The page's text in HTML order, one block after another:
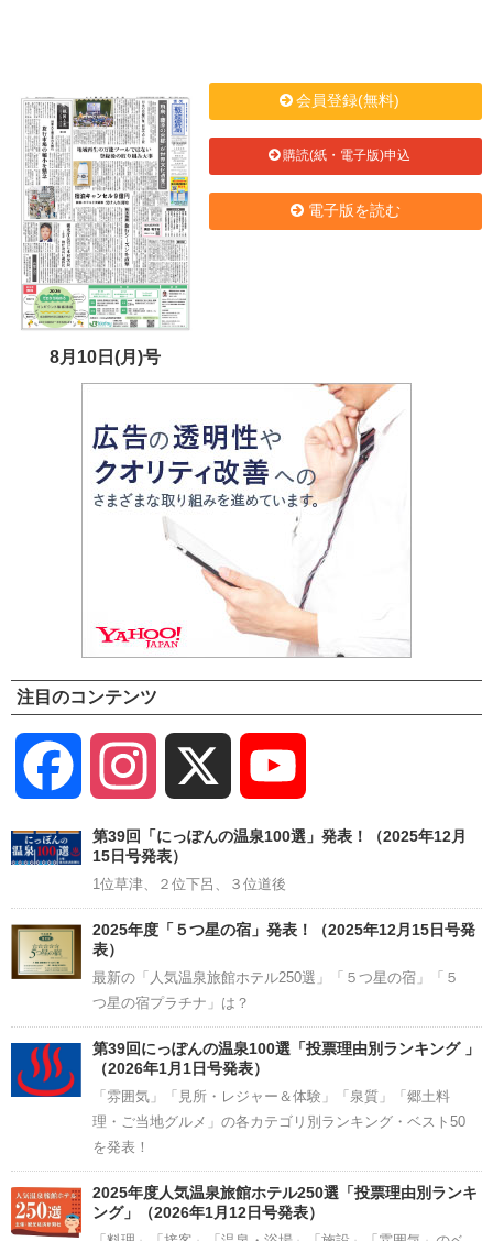
8月10日(月)号
会員登録(無料)
購読(紙・電子版)申込
電子版を読む
注目のコンテンツ
Facebook Instagram
Channel
第39回「にっぽんの温泉100選」発表！（2025年12月
15日号発表）
1位草津、２位下呂、３位道後
2025年度「５つ星の宿」発表！（2025年12月15日号発
表）
最新の「人気温泉旅館ホテル250選」「５つ星の宿」「５
つ星の宿プラチナ」は？
第39回にっぽんの温泉100選「投票理由別ランキング 」
（2026年1月1日号発表）
「雰囲気」「見所・レジャー＆体験」「泉質」「郷土料
理・ご当地グルメ」の各カテゴリ別ランキング・ベスト50
を発表！
2025年度人気温泉旅館ホテル250選「投票理由別ランキ
ング」（2026年1月12日号発表）